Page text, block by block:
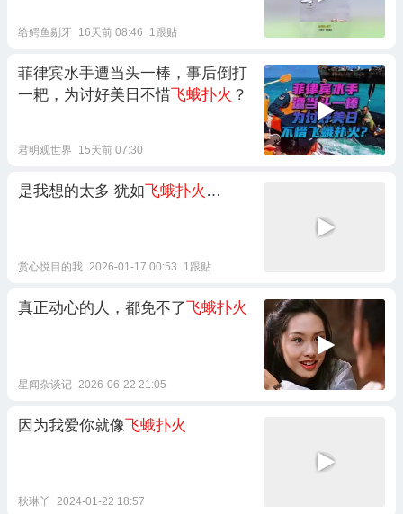
给鳄鱼剔牙 16天前 08:46 1跟贴
菲律宾水手遭当头一棒，事后倒打
一耙，为讨好美日不惜 飞蛾扑火 ？
君明观世界 15天前 07:30
是我想的太多 犹如飞蛾扑火 …
赏心悦目的我 2026-01-17 00:53 1跟贴
真正动心的人，都免不了 飞蛾扑火
星闻杂谈记 2026-06-22 21:05
因为我爱你就像飞蛾扑火
秋琳丫 2024-01-22 18:57